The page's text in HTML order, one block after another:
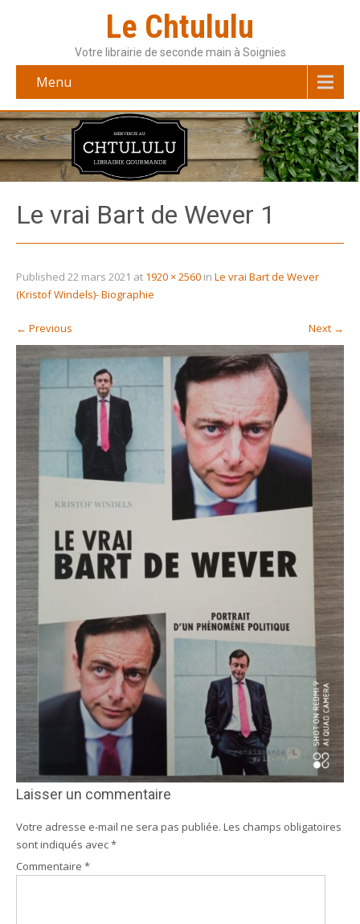
Le Chtululu
Votre librairie de seconde main à Soignies
Menu
Le vrai Bart de Wever 1
Published 22 mars 2021 at 1920 × 2560 in Le vrai Bart de Wever
(Kristof Windels)- Biographie
← Previous Next →
Laisser un commentaire
Votre adresse e-mail ne sera pas publiée. Les champs obligatoires
sont indiqués avec*
Commentaire *